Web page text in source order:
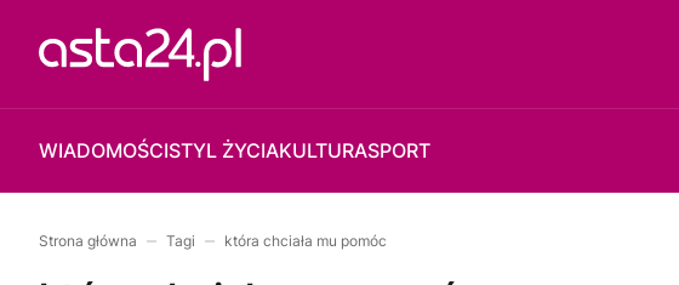
WIADOMOŚCISTYL ŻYCIAKULTURASPORT
Strona główna Tagi która chciała mu pomóc